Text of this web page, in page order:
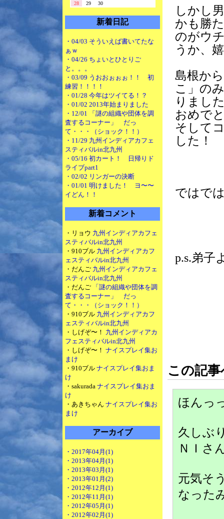
28
29 30
新着日記
・04/03 そういえば書いてたな
ぁｗ
・04/26 ちょいとひとりご
と。。。
・03/09 うおおぉぉぉ！！ 初
練習！！！！
・01/28 今年はツイてる！？
・01/02 2013年始まりました
・12/01 「謎の組織や団体を調
査するコーナー」 だっ
て・・・（ショック！！）
・11/29 九州インディアカフェ
スティバルin北九州
・05/16 初カート！ 日帰りド
ライブpart1
・02/02 リンガーの決断
・01/01 明けました！ ヨ〜〜
イどん！！
新着コメント
・リョウ 九州インディアカフェ
スティバルin北九州
・910ブル 九州インディアカフ
ェスティバルin北九州
・だんご 九州インディアカフェ
スティバルin北九州
・だんご
「謎の組織や団体を調
査するコーナー」 だっ
て・・・（ショック！！）
・910ブル 九州インディアカフ
ェスティバルin北九州
・しげぞ〜！ 九州インディアカ
フェスティバルin北九州
・しげぞ〜！ ナイスプレイ集お
まけ
・910ブル ナイスプレイ集おま
け
・sakurada ナイスプレイ集おま
け
・あきちゃん ナイスプレイ集お
まけ
アーカイブ
・2017年04月(1)
・2013年04月(1)
・2013年03月(1)
・2013年01月(2)
・2012年12月(1)
・2012年11月(1)
・2012年05月(1)
・2012年02月(1)
しかし
かも勝
のがウ
うか、
島根か
こ」の
りまし
おめで
そして
した！
ではで
p.s.弟子
この記
ほんっ
久しぶ
ＮＩさ
元気そ
なった